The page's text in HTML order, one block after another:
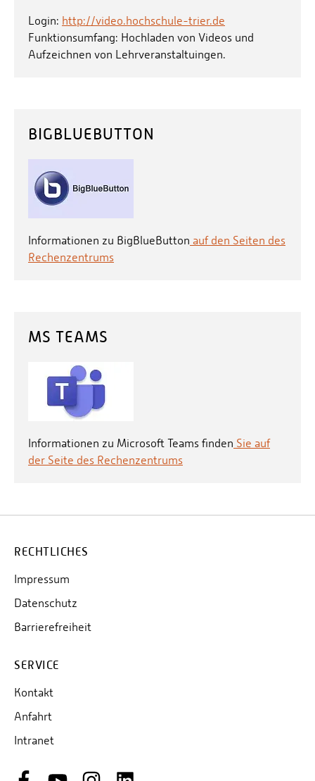
Login: http://video.hochschule-trier.de
Funktionsumfang: Hochladen von Videos und
Aufzeichnen von Lehrveranstaltuingen.
BIGBLUEBUTTON
Informationen zu BigBlueButton auf den Seiten des
Rechenzentrums
MS TEAMS
Informationen zu Microsoft Teams finden Sie auf
der Seite des Rechenzentrums
RECHTLICHES
Impressum
Datenschutz
Barrierefreiheit
SERVICE
Kontakt
Anfahrt
Intranet